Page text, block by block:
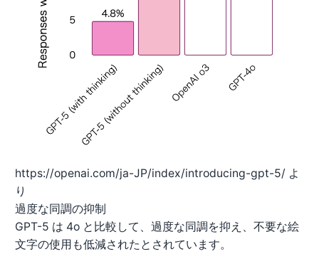
https://openai.com/ja-JP/index/introducing-gpt-5/ よ
り
過度な同調の抑制
GPT-5 は 4o と比較して、過度な同調を抑え、不要な絵
文字の使用も低減されたとされています。